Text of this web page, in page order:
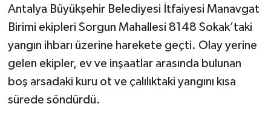
Antalya Büyükşehir Belediyesi İtfaiyesi Manavgat
Birimi ekipleri Sorgun Mahallesi 8148 Sokak’taki
yangın ihbarı üzerine harekete geçti. Olay yerine
gelen ekipler, ev ve inşaatlar arasında bulunan
boş arsadaki kuru ot ve çalılıktaki yangını kısa
sürede söndürdü.